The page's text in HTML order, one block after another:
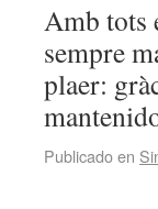
Amb tots
sempre
plaer:
Publicado en